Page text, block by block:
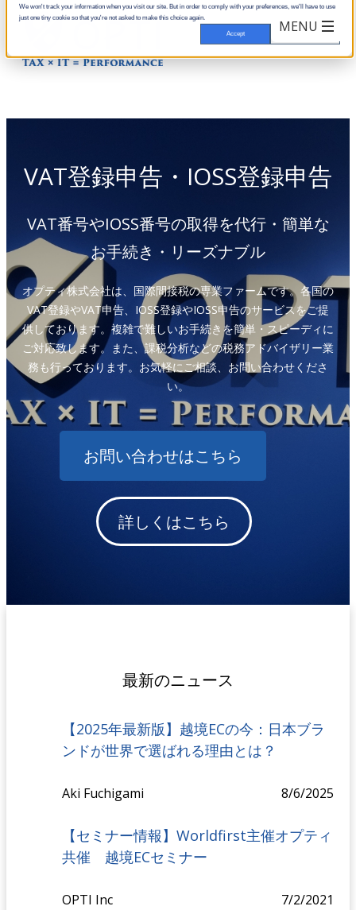
We won't track your information when you visit our site. But in order to comply with your preferences, we'll have to use
just one tiny cookie so that you're not asked to make this choice again.
Accept
VAT登録申告・IOSS登録申告
VAT番号やIOSS番号の取得を代行・簡単な
お手続き・リーズナブル
オプティ株式会社は、国際間接税の専業ファームです。各国の
VAT登録やVAT申告、IOSS登録やIOSS申告のサービスをご提
供しております。複雑で難しいお手続きを簡単・スピーディに
ご対応致します。また、課税分析などの税務アドバイザリー業
務も行っております。お気軽にご相談、お問い合わせくださ
い。
お問い合わせはこちら
詳しくはこちら
最新のニュース
【2025年最新版】越境ECの今：日本ブラ
ンドが世界で選ばれる理由とは？
Aki Fuchigami 8/6/2025
【セミナー情報】Worldfirst主催オプティ
共催 越境ECセミナー
OPTI Inc 7/2/2021